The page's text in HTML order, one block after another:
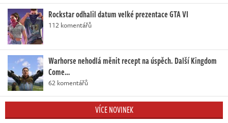
Rockstar odhalil datum velké prezentace GTA VI
112 komentářů
Warhorse nehodlá měnit recept na úspěch. Další Kingdom
Come…
62 komentářů
VÍCE NOVINEK